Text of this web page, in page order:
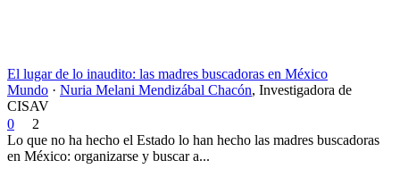
El lugar de lo inaudito: las madres buscadoras en México
Mundo · Nuria Melani Mendizábal Chacón, Investigadora de
CISAV
0
2
Lo que no ha hecho el Estado lo han hecho las madres buscadoras
en México: organizarse y buscar a...